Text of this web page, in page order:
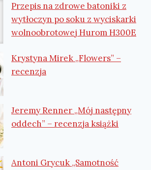
Przepis na zdrowe batoniki z
wytłoczyn po soku z wyciskarki
wolnoobrotowej Hurom H300E
Krystyna Mirek „Flowers” –
recenzja
Jeremy Renner „Mój następny
oddech” – recenzja książki
Antoni Grycuk „Samotność